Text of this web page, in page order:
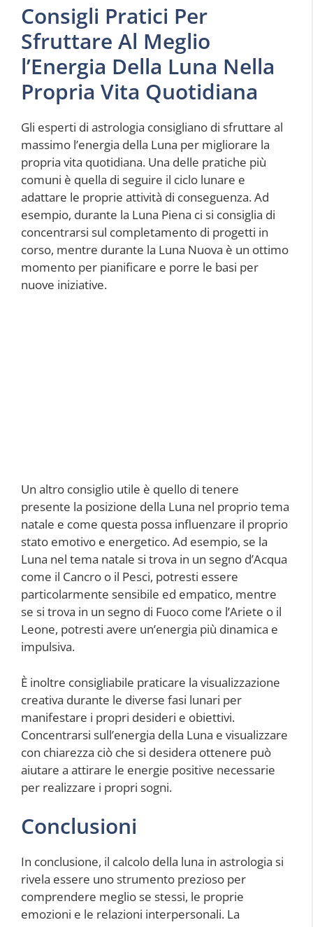
Consigli Pratici Per
Sfruttare Al Meglio
l’Energia Della Luna Nella
Propria Vita Quotidiana
Gli esperti di astrologia consigliano di sfruttare al
massimo l’energia della Luna per migliorare la
propria vita quotidiana. Una delle pratiche più
comuni è quella di seguire il ciclo lunare e
adattare le proprie attività di conseguenza. Ad
esempio, durante la Luna Piena ci si consiglia di
concentrarsi sul completamento di progetti in
corso, mentre durante la Luna Nuova è un ottimo
momento per pianificare e porre le basi per
nuove iniziative.
Un altro consiglio utile è quello di tenere
presente la posizione della Luna nel proprio tema
natale e come questa possa influenzare il proprio
stato emotivo e energetico. Ad esempio, se la
Luna nel tema natale si trova in un segno d’Acqua
come il Cancro o il Pesci, potresti essere
particolarmente sensibile ed empatico, mentre
se si trova in un segno di Fuoco come l’Ariete o il
Leone, potresti avere un’energia più dinamica e
impulsiva.
È inoltre consigliabile praticare la visualizzazione
creativa durante le diverse fasi lunari per
manifestare i propri desideri e obiettivi.
Concentrarsi sull’energia della Luna e visualizzare
con chiarezza ciò che si desidera ottenere può
aiutare a attirare le energie positive necessarie
per realizzare i propri sogni.
Conclusioni
In conclusione, il calcolo della luna in astrologia si
rivela essere uno strumento prezioso per
comprendere meglio se stessi, le proprie
emozioni e le relazioni interpersonali. La